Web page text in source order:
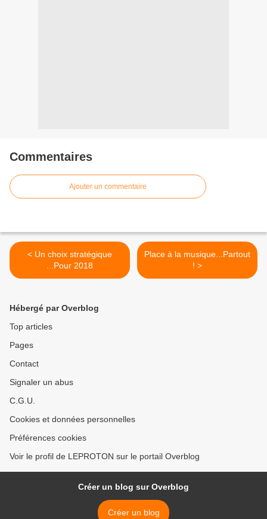
Commentaires
Ajouter un commentaire
< Un choix stratégique
...Pour 2018
Place à la musique...Partout
! >
Hébergé par Overblog
Top articles
Pages
Contact
Signaler un abus
C.G.U.
Cookies et données personnelles
Préférences cookies
Voir le profil de LEPROTON sur le portail Overblog
Créer un blog sur Overblog
Créer un blog